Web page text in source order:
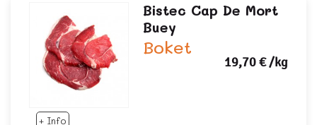
+ Info
Bistec Cap De Mort
Buey
Boket
19,70 €/kg